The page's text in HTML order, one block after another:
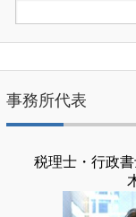
事務所代表
税理士・行政